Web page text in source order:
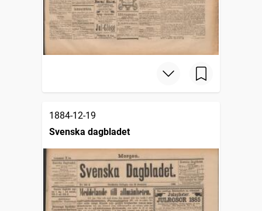
1884-12-19
Svenska dagbladet